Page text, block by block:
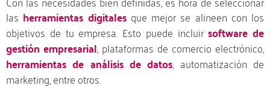
las herramientas digitalesque mejor se alineen con los
objetivos de tu empresa. Esto puede incluirsoftware de
gestión empresarial, plataformas de comercio electrónico,
herramientas de análisis de datos, automatización de
marketing, entre otros.